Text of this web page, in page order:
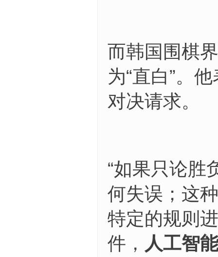
而韩国围棋
为“直白”。
对决请求。
“如果只论胜
何失误；这
特定的规则
件， 人工智